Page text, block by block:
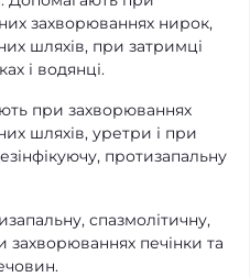
захворюваннях нирок,
шляхів, при затримці
і водянці.
при захворюваннях
шляхів, уретри і при
протизапальну
спазмолітичну,
захворюваннях печінки та